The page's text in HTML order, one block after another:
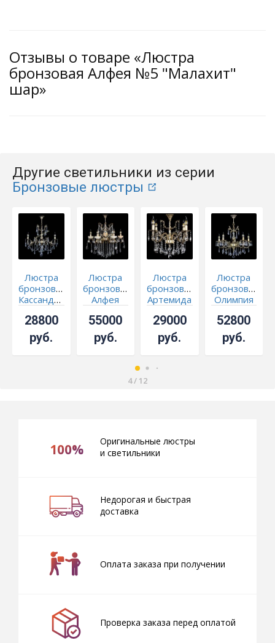
Отзывы о товаре «Люстра
бронзовая Алфея №5 "Малахит"
шар»
Другие светильники из серии
Бронзовые люстры
Люстра
бронзовая
Кассандра
журавлик
28800
руб.
Люстра
бронзовая
Алфея
звездочка
55000
руб.
Люстра
бронзовая
Артемида
журавлик
29000
руб.
Люстра
бронзовая
Олимпия
журавлик
52800
руб.
4/ 12
100%
Оригинальные люстры
и светильники
Недорогая и быстрая
доставка
Оплата заказа при получении
Проверка заказа перед оплатой